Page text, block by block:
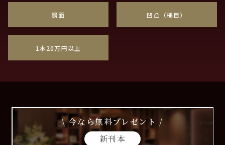
鏡面 凹凸（槌目）
1本20万円以上
\ 今なら無料プレゼント /
新刊本